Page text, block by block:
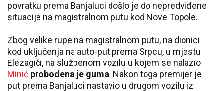
povratku prema Banjaluci došlo je do nepredviđene
situacije na magistralnom putu kod Nove Topole.
Zbog velike rupe na magistralnom putu, na dionici
kod uključenja na auto-put prema Srpcu, u mjestu
Elezagići, na službenom vozilu u kojem se nalazio
Minić probodena je guma. Nakon toga premijer je
put prema Banjaluci nastavio u drugom vozilu iz